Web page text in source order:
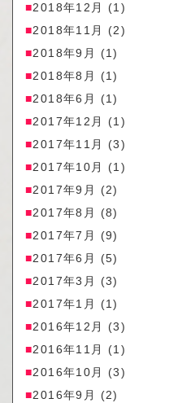
2018年12月
(1)
2018年11月
(2)
2018年9月
(1)
2018年8月
(1)
2018年6月
(1)
2017年12月
(1)
2017年11月
(3)
2017年10月
(1)
2017年9月
(2)
2017年8月
(8)
2017年7月
(9)
2017年6月
(5)
2017年3月
(3)
2017年1月
(1)
2016年12月
(3)
2016年11月
(1)
2016年10月
(3)
2016年9月
(2)